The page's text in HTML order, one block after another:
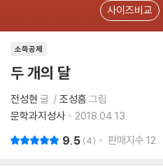
사이즈비교
소득공제
두 개의 달
전성현 글 조성흠 그림
문학과지성사
2018.04.13.
9.5 4 판매지수 12